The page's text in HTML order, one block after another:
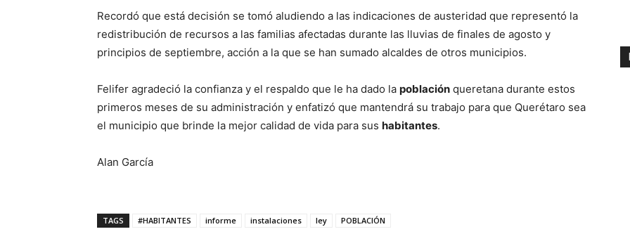
Recordó que está decisión se tomó aludiendo a las indicaciones de austeridad que representó la
redistribución de recursos a las familias afectadas durante las lluvias de finales de agosto y
principios de septiembre, acción a la que se han sumado alcaldes de otros municipios.
Felifer agradeció la confianza y el respaldo que le ha dado la población queretana durante estos
primeros meses de su administración y enfatizó que mantendrá su trabajo para que Querétaro sea
el municipio que brinde la mejor calidad de vida para sus habitantes.
Alan García
TAGS #HABITANTES informe instalaciones ley POBLACIÓN